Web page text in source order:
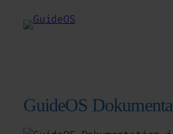
Inhalt
GuideOS